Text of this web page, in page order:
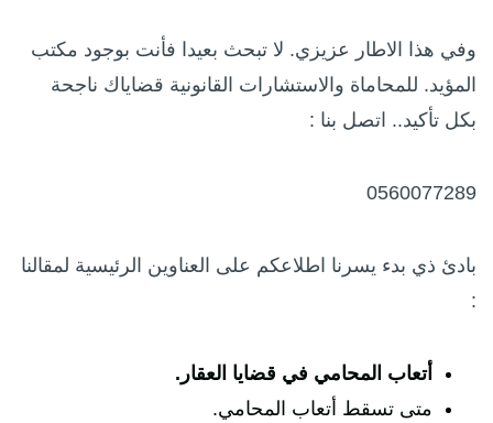
وفي هذا الاطار عزيزي. لا تبحث بعيدا فأنت بوجود مكتب
المؤيد. للمحاماة والاستشارات القانونية قضاياك ناجحة
بكل تأكيد.. اتصل بنا :
0560077289
بادئ ذي بدء يسرنا اطلاعكم على العناوين الرئيسية لمقالنا
:
أتعاب المحامي في قضايا العقار.
متى تسقط أتعاب المحامي.